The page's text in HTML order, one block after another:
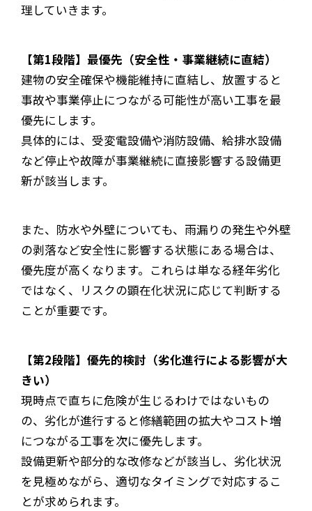
理していきます。
【第1段階】最優先（安全性・事業継続に直結）
建物の安全確保や機能維持に直結し、放置すると
事故や事業停止につながる可能性が高い工事を最
優先にします。
具体的には、受変電設備や消防設備、給排水設備
など停止や故障が事業継続に直接影響する設備更
新が該当します。
また、防水や外壁についても、雨漏りの発生や外壁
の剥落など安全性に影響する状態にある場合は、
優先度が高くなります。これらは単なる経年劣化
ではなく、リスクの顕在化状況に応じて判断する
ことが重要です。
【第2段階】優先的検討（劣化進行による影響が大
きい）
現時点で直ちに危険が生じるわけではないもの
の、劣化が進行すると修繕範囲の拡大やコスト増
につながる工事を次に優先します。
設備更新や部分的な改修などが該当し、劣化状況
を見極めながら、適切なタイミングで対応するこ
とが求められます。